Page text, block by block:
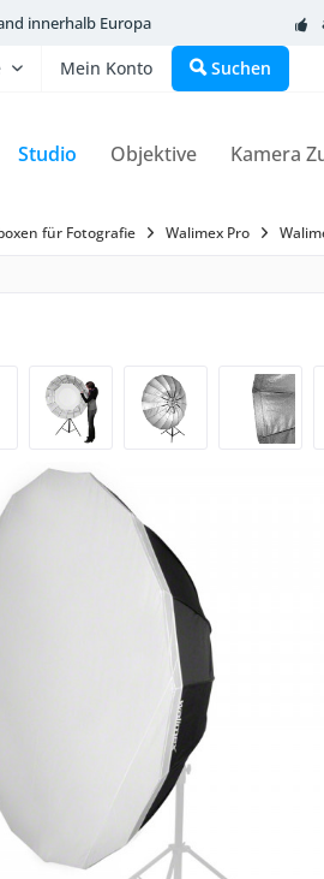
innerhalb Europa
Mein Konto Suchen
Studio Objektive Kamera
für Fotografie Walimex Pro